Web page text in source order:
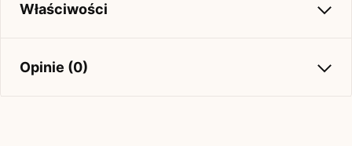
Właściwości
Opinie (0)